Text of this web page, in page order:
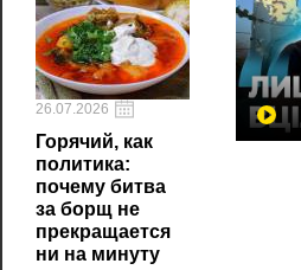
26.07.2026
Горячий, как
политика:
почему битва
за борщ не
прекращается
ни на минуту